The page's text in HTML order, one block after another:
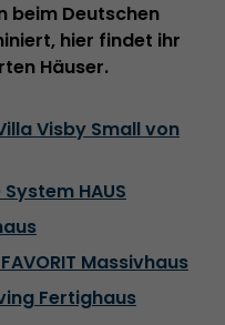
beim Deutschen
hier findet ihr
Häuser.
Visby Small von
HAUS
Massivhaus
Fertighaus